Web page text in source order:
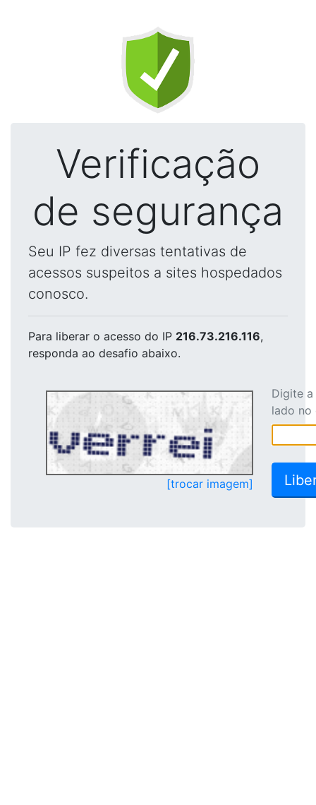
Verificação
de segurança
Seu IP fez diversas tentativas de
acessos suspeitos a sites hospedados
conosco.
Para liberar o acesso do IP 216.73.216.116,
responda ao desafio abaixo.
[trocar imagem]
Digite
lado no